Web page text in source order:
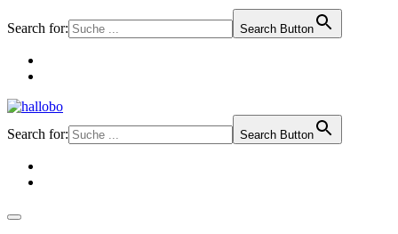
Search for: Search Button
Search for: Search Button